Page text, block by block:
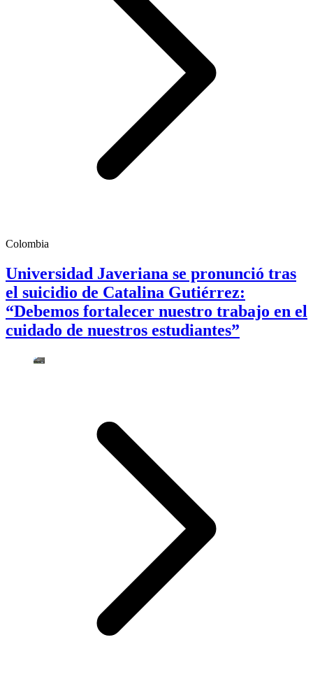
Colombia
Universidad Javeriana se pronunció tras
el suicidio de Catalina Gutiérrez:
“Debemos fortalecer nuestro trabajo en el
cuidado de nuestros estudiantes”